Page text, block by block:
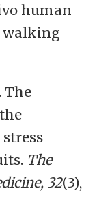
human
walking
The
The
32(3),